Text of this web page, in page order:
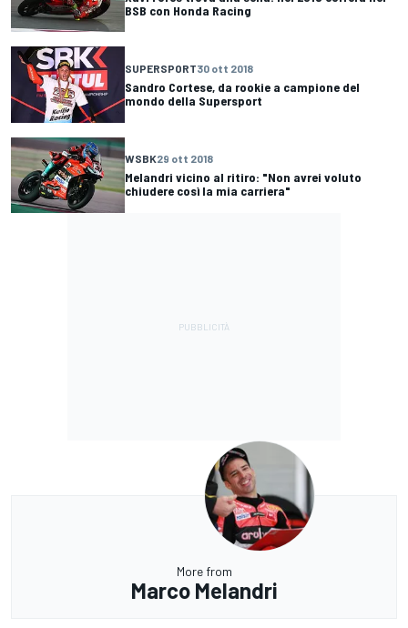
BSB con Honda Racing
SUPERSPORT30 ott 2018
Sandro Cortese, da rookie a campione del
mondo della Supersport
WSBK29 ott 2018
Melandri vicino al ritiro: "Non avrei voluto
chiudere così la mia carriera"
More from
Marco Melandri